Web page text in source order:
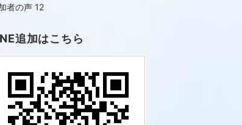
者の声 12
追加はこちら